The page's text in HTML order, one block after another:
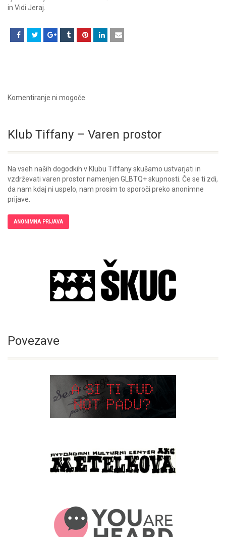
in Vidi Jeraj.
Komentiranje ni mogoče.
Klub Tiffany – Varen prostor
Na vseh naših dogodkih v Klubu Tiffany skušamo ustvarjati in
vzdrževati varen prostor namenjen GLBTQ+ skupnosti. Če se ti zdi,
da nam kdaj ni uspelo, nam prosim to sporoči preko anonimne
prijave.
ANONIMNA PRIJAVA
Povezave